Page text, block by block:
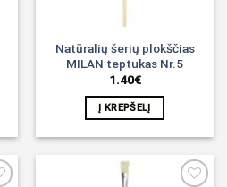
Natūralių šerių plokščias
MILAN teptukas Nr.5
1.40€
Į KREPŠELĮ